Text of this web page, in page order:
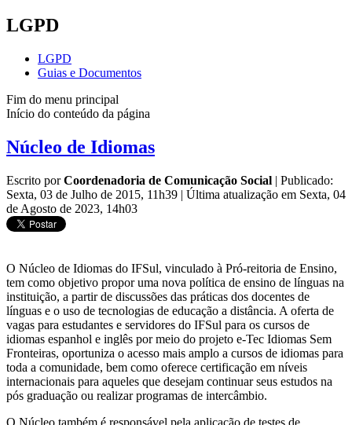
LGPD
LGPD
Guias e Documentos
Fim do menu principal
Início do conteúdo da página
Núcleo de Idiomas
Escrito porCoordenadoria de Comunicação Social | Publicado:
Sexta, 03 de Julho de 2015, 11h39 | Última atualização em Sexta, 04
de Agosto de 2023, 14h03
O Núcleo de Idiomas do IFSul, vinculado à Pró-reitoria de Ensino,
tem como objetivo propor uma nova política de ensino de línguas na
instituição, a partir de discussões das práticas dos docentes de
línguas e o uso de tecnologias de educação a distância. A oferta de
vagas para estudantes e servidores do IFSul para os cursos de
idiomas espanhol e inglês por meio do projeto e-Tec Idiomas Sem
Fronteiras, oportuniza o acesso mais amplo a cursos de idiomas para
toda a comunidade, bem como oferece certificação em níveis
internacionais para aqueles que desejam continuar seus estudos na
pós graduação ou realizar programas de intercâmbio.